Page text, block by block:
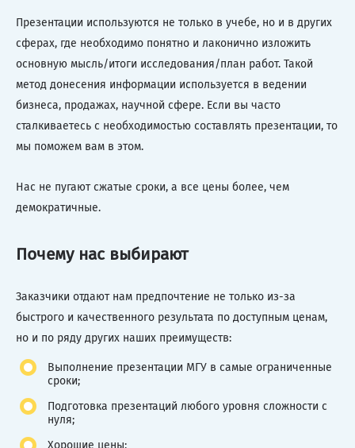
Презентации используются не только в учебе, но и в других
сферах, где необходимо понятно и лаконично изложить
основную мысль/итоги исследования/план работ. Такой
метод донесения информации используется в ведении
бизнеса, продажах, научной сфере. Если вы часто
сталкиваетесь с необходимостью составлять презентации, то
мы поможем вам в этом.
Нас не пугают сжатые сроки, а все цены более, чем
демократичные.
Почему нас выбирают
Заказчики отдают нам предпочтение не только из-за
быстрого и качественного результата по доступным ценам,
но и по ряду других наших преимуществ:
Выполнение презентации МГУ в самые ограниченные
сроки;
Подготовка презентаций любого уровня сложности с
нуля;
Хорошие цены;